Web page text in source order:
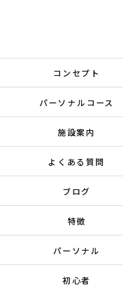
コンセプト
パーソナルコース
施設案内
よくある質問
ブログ
特徴
パーソナル
初心者